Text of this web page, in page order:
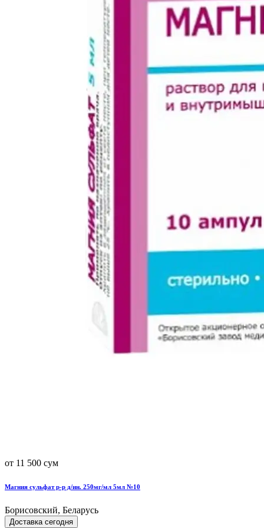
от 11 500 сум
Магния сульфат р-р д/ин. 250мг/мл 5мл №10
Борисовский, Беларусь
Доставка сегодня